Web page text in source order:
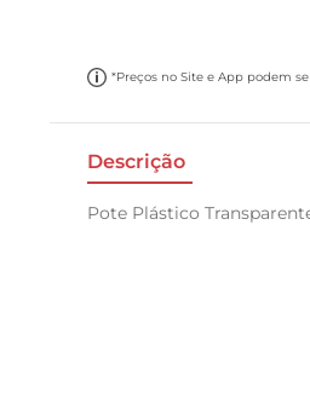
*Preços no Site e App podem
Descrição
Pote Plástico